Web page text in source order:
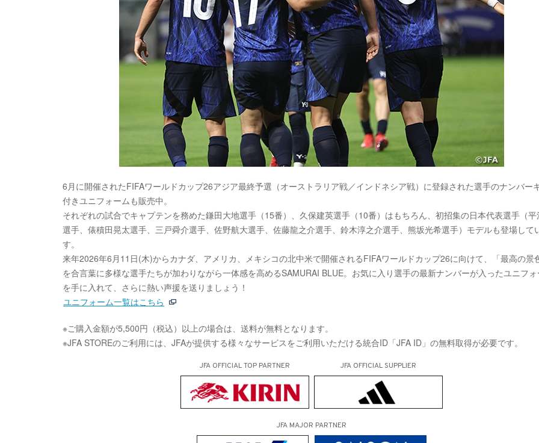
6月に開催されたFIFAワールドカップ26アジア最終予選（オーストラリア戦／インドネシア戦）に登録された選手のナンバー
付きユニフォームも販売中。
それぞれの試合でキャプテンを務めた鎌田大地選手（15番）、久保建英選手（10番）はもちろん、初招集の日本代表選手（平
選手、俵積田晃太選手、三戸舜介選手、佐野航大選手、佐藤龍之介選手、鈴木淳之介選手、熊坂光希選手）モデルも登場して
す。
来年2026年6月11日(木)からカナダ、アメリカ、メキシコの北中米で開催されるFIFAワールドカップ26に向けて、「最高の景
を合言葉に多様な選手たちが加わりながら一体感を高めるSAMURAI BLUE。お気に入り選手の最新ナンバーが入ったユニフォ
を手に入れて、さらに熱い声援を送りましょう！
ユニフォーム一覧はこちら
※ご購入金額が5,500円（税込）以上の場合は、送料が無料となります。
※JFA STOREのご利用には、JFAが提供する様々なサービスをご利用いただける統合ID「JFA ID」の無料取得が必要です。
JFA OFFICIALTOP PARTNER JFA OFFICIAL SUPPLIER
JFA MAJOR PARTNER